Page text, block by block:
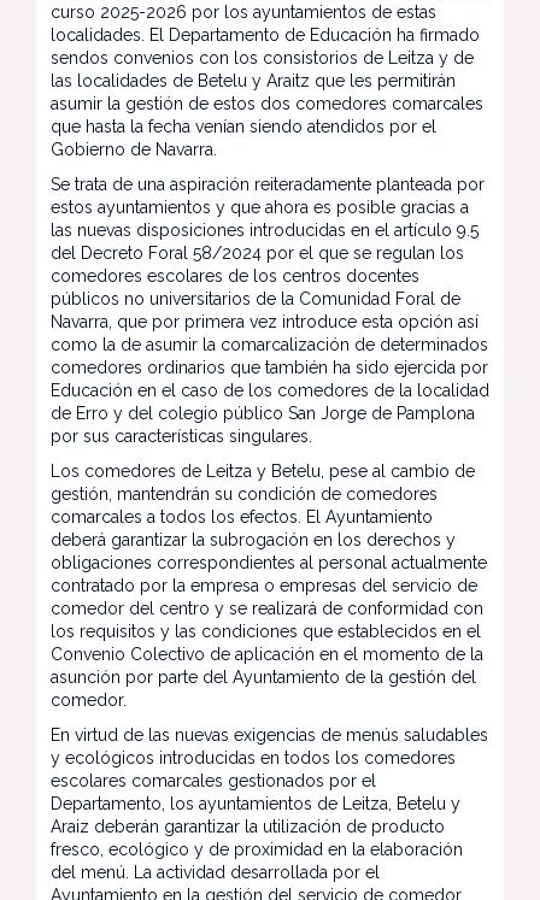
curso 2025-2026 por los ayuntamientos de estas
localidades. El Departamento de Educación ha firmado
sendos convenios con los consistorios de Leitza y de
las localidades de Betelu y Araitz que les permitirán
asumir la gestión de estos dos comedores comarcales
que hasta la fecha venían siendo atendidos por el
Gobierno de Navarra.
Se trata de una aspiración reiteradamente planteada por
estos ayuntamientos y que ahora es posible gracias a
las nuevas disposiciones introducidas en el artículo 9.5
del Decreto Foral 58/2024 por el que se regulan los
comedores escolares de los centros docentes
públicos no universitarios de la Comunidad Foral de
Navarra, que por primera vez introduce esta opción así
como la de asumir la comarcalización de determinados
comedores ordinarios que también ha sido ejercida por
Educación en el caso de los comedores de la localidad
de Erro y del colegio público San Jorge de Pamplona
por sus características singulares.
Los comedores de Leitza y Betelu, pese al cambio de
gestión, mantendrán su condición de comedores
comarcales a todos los efectos. El Ayuntamiento
deberá garantizar la subrogación en los derechos y
obligaciones correspondientes al personal actualmente
contratado por la empresa o empresas del servicio de
comedor del centro y se realizará de conformidad con
los requisitos y las condiciones que establecidos en el
Convenio Colectivo de aplicación en el momento de la
asunción por parte del Ayuntamiento de la gestión del
comedor.
En virtud de las nuevas exigencias de menús saludables
y ecológicos introducidas en todos los comedores
escolares comarcales gestionados por el
Departamento, los ayuntamientos de Leitza, Betelu y
Araiz deberán garantizar la utilización de producto
fresco, ecológico y de proximidad en la elaboración
del menú. La actividad desarrollada por el
Ayuntamiento en la gestión del servicio de comedor